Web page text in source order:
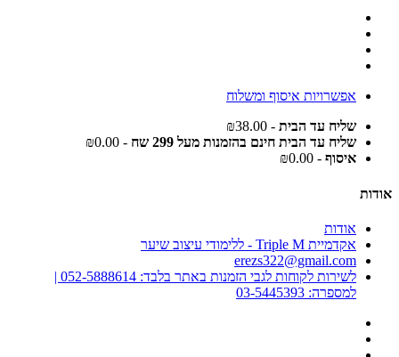
אפשרויות איסוף ומשלוח
שליח עד הבית - ₪38.00
שליח עד הבית חינם בהזמנות מעל 299 שח
- ₪0.00
איסוף - ₪0.00
אודות
אודות
אקדמיית Triple M - ללימודי עיצוב שיער
erezs322@gmail.com
לשירות לקוחות לגבי הזמנות באתר בלבד: 052-5888614 |
למספרה: 03-5445393